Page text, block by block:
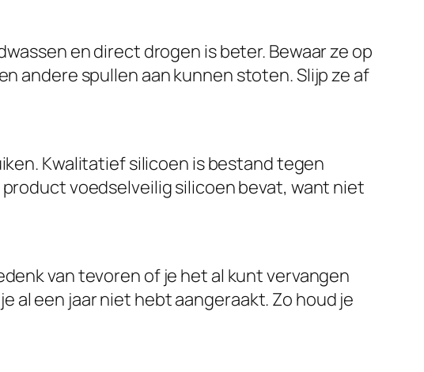
en direct drogen is beter. Bewaar ze op
andere spullen aan kunnen stoten. Slijp ze af
Kwalitatief silicoen is bestand tegen
voedselveilig silicoen bevat, want niet
van tevoren of je het al kunt vervangen
al een jaar niet hebt aangeraakt. Zo houd je